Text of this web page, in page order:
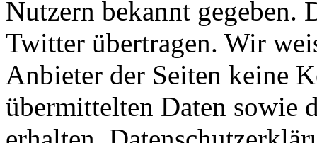
Nutzern bekannt gegeben.
Twitter übertragen. Wir
Anbieter der Seiten keine
übermittelten Daten sowie